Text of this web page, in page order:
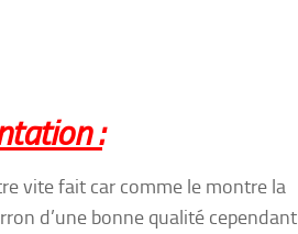
:
vite fait car comme le montre la
d’une bonne qualité cependant